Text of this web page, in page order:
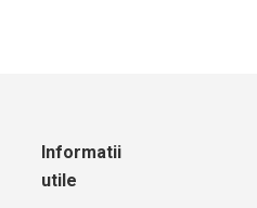
Informatii
utile